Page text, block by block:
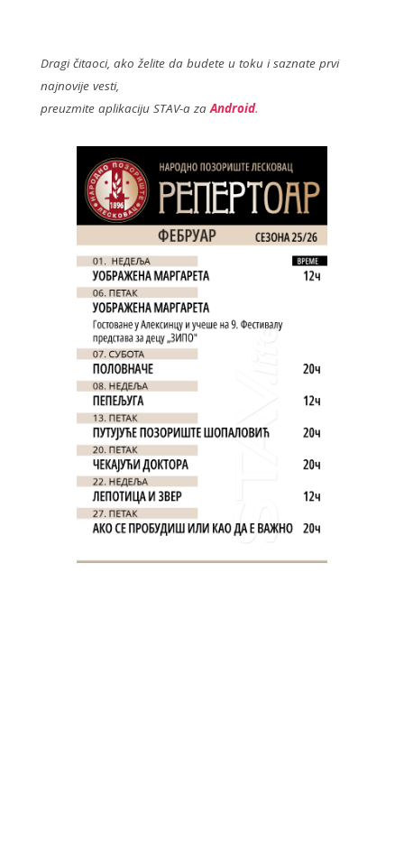
o
o
Dragi čitaoci, ako želite da budete u toku i saznate prvi
najnovije vesti,
preuzmite aplikaciju STAV-a zaAndroid.